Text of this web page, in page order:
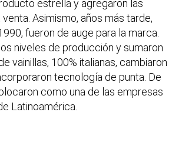
estrella y agregaron las
Asimismo, años más tarde,
fueron de auge para la marca.
niveles de producción y sumaron
vainillas, 100% italianas, cambiaron
tecnología de punta. De
como una de las empresas
Latinoamérica.